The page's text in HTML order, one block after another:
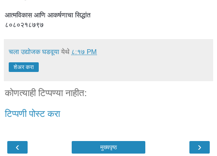
आत्मविकास आणि आकर्षणाचा सिद्धांत
८०८०२१८७९७
चला उद्योजक घडवूया येथे ८:१७ PM
शेअर करा
कोणत्याही टिप्पण्‍या नाहीत:
टिप्पणी पोस्ट करा
‹ ›
मुख्यपृष्ठ